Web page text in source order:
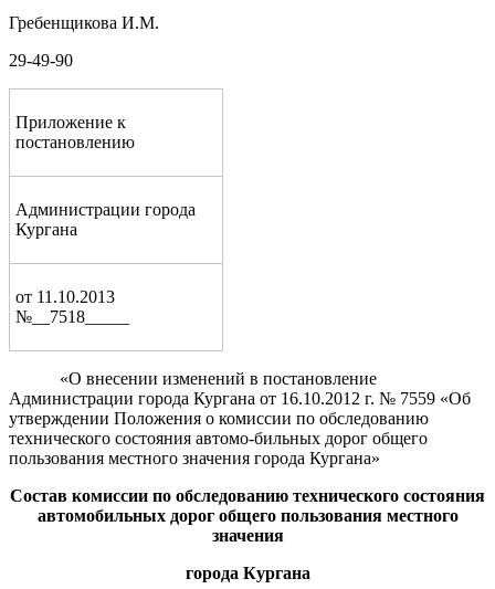
Гребенщикова И.М.
29-49-90
Приложение к
постановлению
Администрации города
Кургана
от 11.10.2013
№__7518_____
«О внесении изменений в постановление
Администрации города Кургана от 16.10.2012 г. № 7559 «Об
утверждении Положения о комиссии по обследованию
технического состояния автомо-бильных дорог общего
пользования местного значения города Кургана»
Состав комиссии по обследованию технического состояния
автомобильных дорог общего пользования местного
значения
города Кургана